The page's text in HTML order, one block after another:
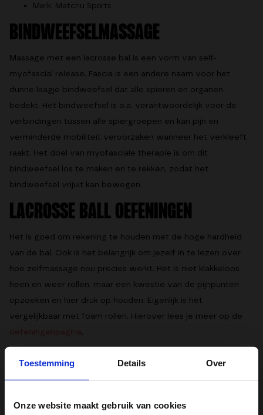
Toestemming Details Over
Onze website maakt gebruik van cookies
Merk: Matchu Sports
BINDWEEFSELMASSAGE
Massage met een lacrosse bal is een vorm van self-
myofascial release. Fascia is een andere naam voor het
dunne laagje bindweefsel dat alle spieren en organen
bedekt. Het bindweefsel is o.a. verantwoordelijk voor de
verbindingen tussen alle spiergroepen en kan pijn en
verminderde mobiliteit veroorzaken wanneer het verkleeft
raakt. Het doel van myofasciale therapie is om dit
bindweefsel los te maken en te rekken, zodat het
bindweefsel vrijuit kan bewegen.
LACROSSE BALL OEFENINGEN
Het is goed om rekening te houden met de hoge hardheid
van de bal. Ook is het belangrijk om jezelf in te lezen over
hoe zelfmassage nou precies werkt. Het is niet klakkeloos
heen en weer rollen, maar een kwestie van de pijnpunten
opzoeken en hier druk op houden. Eigenlijk is het
vergelijkbaar met foam rollen. Hierover lees je meer op de
oefeningenpagina .
EXTRA INFORMATIE
Kleur Zwart